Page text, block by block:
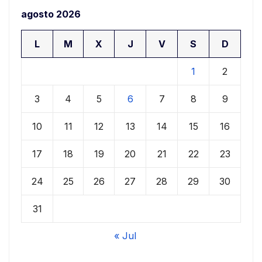
agosto 2026
L M X J V S D
1 2
3 4 5 6 7 8 9
10 11 12 13 14 15 16
17 18 19 20 21 22 23
24 25 26 27 28 29 30
31
« Jul